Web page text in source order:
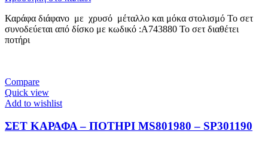
Καράφα διάφανο με χρυσό μέταλλο και μόκα στολισμό Το σετ
συνοδεύεται από δίσκο με κωδικό :A743880 Το σετ διαθέτει
ποτήρι
Compare
Quick view
Add to wishlist
ΣΕΤ ΚΑΡΑΦΑ – ΠΟΤHΡΙ MS801980 – SP301190